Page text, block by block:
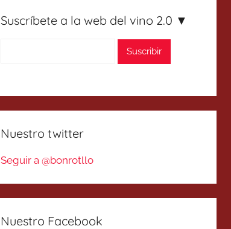
Suscríbete a la web del vino 2.0 ▼
Nuestro twitter
Seguir a @bonrotllo
Nuestro Facebook